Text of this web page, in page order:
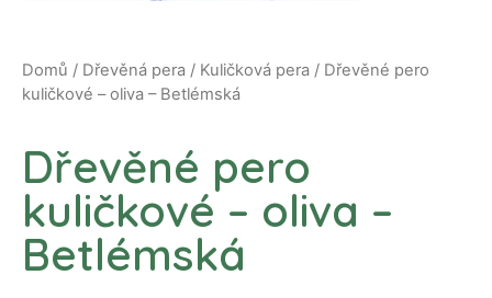
Domů / Dřevěná pera / Kuličková pera / Dřevěné pero
kuličkové – oliva – Betlémská
Dřevěné pero
kuličkové – oliva –
Betlémská